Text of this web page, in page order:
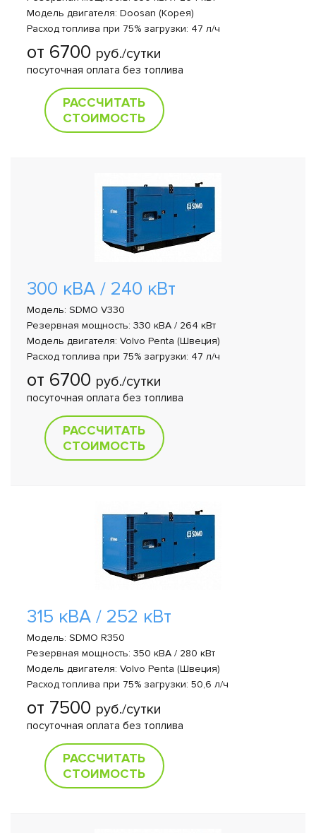
Модель двигателя: Doosan (Корея)
Расход топлива при 75% загрузки: 47 л/ч
от 6700 руб./сутки
посуточная оплата без топлива
РАССЧИТАТЬ
СТОИМОСТЬ
300 кВА / 240 кВт
Модель: SDMO V330
Резервная мощность: 330 кВА / 264 кВт
Модель двигателя: Volvo Penta (Швеция)
Расход топлива при 75% загрузки: 47 л/ч
от 6700 руб./сутки
посуточная оплата без топлива
РАССЧИТАТЬ
СТОИМОСТЬ
315 кВА / 252 кВт
Модель: SDMO R350
Резервная мощность: 350 кВА / 280 кВт
Модель двигателя: Volvo Penta (Швеция)
Расход топлива при 75% загрузки: 50,6 л/ч
от 7500 руб./сутки
посуточная оплата без топлива
РАССЧИТАТЬ
СТОИМОСТЬ